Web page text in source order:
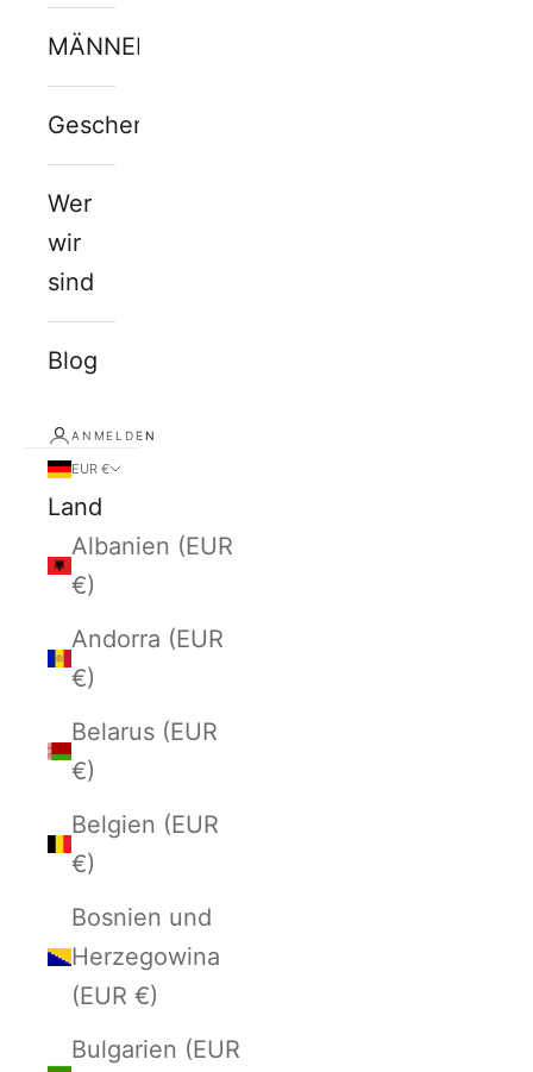
MÄNNERJUWELEN
Geschenkkarte
Wer
wir
sind
Blog
ANMELDEN
EUR €
Land
Albanien (EUR
€)
Andorra (EUR
€)
Belarus (EUR
€)
Belgien (EUR
€)
Bosnien und
Herzegowina
(EUR €)
Bulgarien (EUR